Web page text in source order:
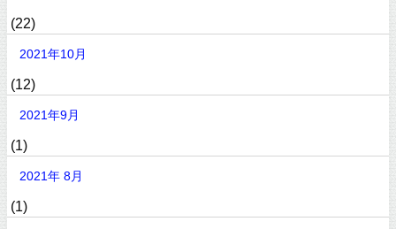
(22)
2021年10月
(12)
2021年9月
(1)
2021年 8月
(1)